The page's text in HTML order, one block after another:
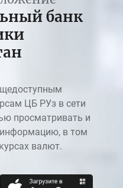
банк
ЦБ РУз в сети
просматривать и
в том
валют.